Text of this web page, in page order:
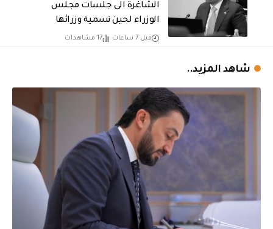
الشاغرة الى جلسات مجلس
الوزراء لحين تسمية وزرائها
قبل 7 ساعات 17 مشاهدات
شاهد المزيد..